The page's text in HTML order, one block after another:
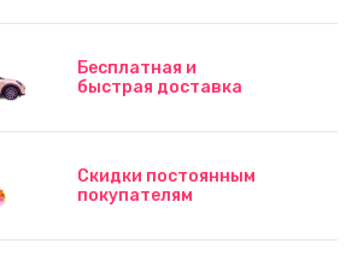
Бесплатная и
быстрая доставка
Скидки постоянным
покупателям